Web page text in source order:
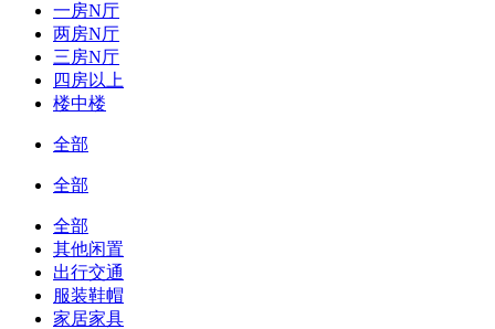
一房N厅
两房N厅
三房N厅
四房以上
楼中楼
全部
全部
全部
其他闲置
出行交通
服装鞋帽
家居家具